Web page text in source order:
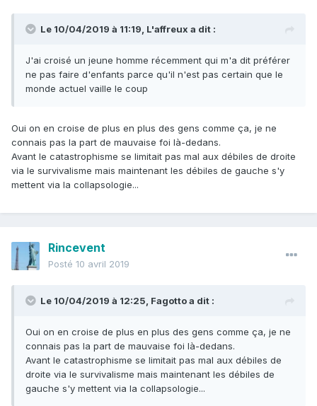
Le 10/04/2019 à 11:19, L'affreux a dit :
J'ai croisé un jeune homme récemment qui m'a dit préférer
ne pas faire d'enfants parce qu'il n'est pas certain que le
monde actuel vaille le coup
Oui on en croise de plus en plus des gens comme ça, je ne
connais pas la part de mauvaise foi là-dedans.
Avant le catastrophisme se limitait pas mal aux débiles de droite
via le survivalisme mais maintenant les débiles de gauche s'y
mettent via la collapsologie...
Rincevent
Posté 10 avril 2019
Le 10/04/2019 à 12:25, Fagottoa dit :
Oui on en croise de plus en plus des gens comme ça, je ne
connais pas la part de mauvaise foi là-dedans.
Avant le catastrophisme se limitait pas mal aux débiles de
droite via le survivalisme mais maintenant les débiles de
gauche s'y mettent via la collapsologie...